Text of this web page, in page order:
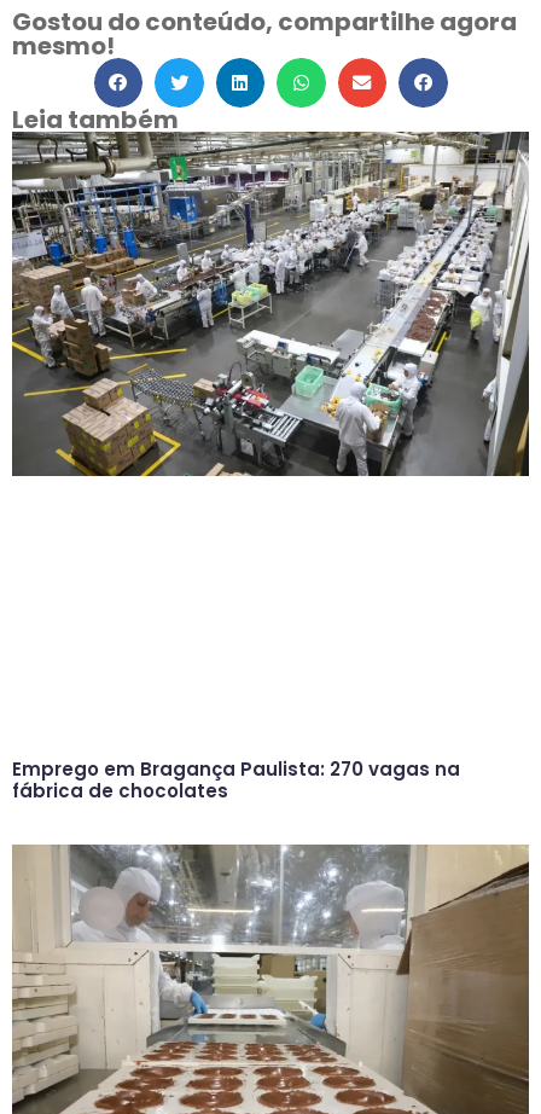
Gostou do conteúdo, compartilhe agora
mesmo!
Leia também
Emprego em Bragança Paulista: 270 vagas na
fábrica de chocolates